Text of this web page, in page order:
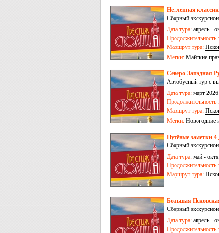
Нетленная
Сборный
Дата тура: апрель -
Продолжительность
Маршрут тура:
Метки: Майские
Северо-Западная
Автобусный тур с
Дата тура: март
Продолжительность
Маршрут тура:
Метки: Новогодние
Путёвые заметки 4
Сборный
Дата тура: май -
Продолжительность
Маршрут тура:
Большая
Сборный
Дата тура: апрель -
Продолжительность